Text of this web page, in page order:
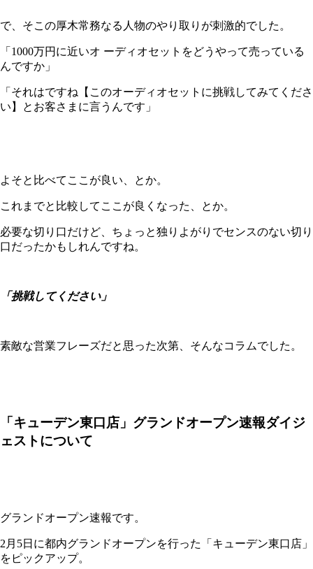
で、そこの厚木常務なる人物のやり取りが刺激的でした。
「1000万円に近いオ ーディオセットをどうやって売っている
んですか」
「それはですね【このオーディオセットに挑戦してみてくださ
い】とお客さまに言うんです」
よそと比べてここが良い、とか。
これまでと比較してここが良くなった、とか。
必要な切り口だけど、ちょっと独りよがりでセンスのない切り
口だったかもしれんですね。
「挑戦してください」
素敵な営業フレーズだと思った次第、そんなコラムでした。
「キューデン東口店」グランドオープン速報ダイジ
ェストについて
グランドオープン速報です。
2月5日に都内グランドオープンを行った「キューデン東口店」
をピックアップ。